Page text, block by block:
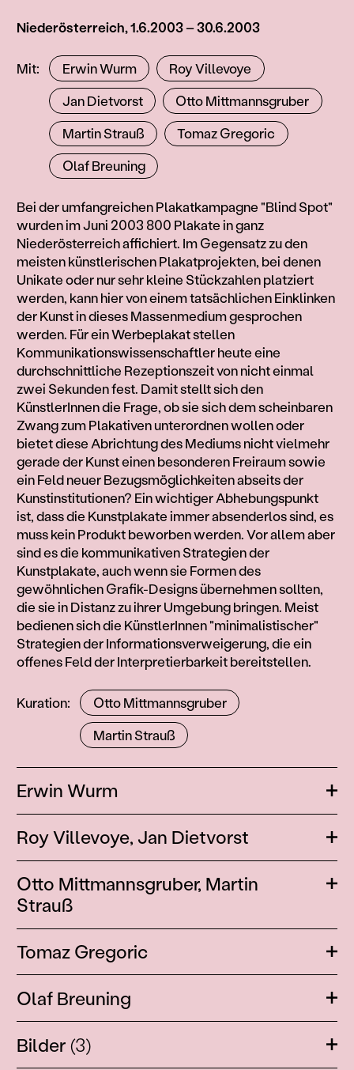
Niederösterreich, 1.6.2003 – 30.6.2003
KünstlerInnen
Mit Erwin Wurm
Roy Villevoye
Jan Dietvorst
Otto Mittmannsgruber
Martin Strauß
Tomaz Gregoric
Olaf Breuning
Information
Bei der umfangreichen Plakatkampagne "Blind Spot"
wurden im Juni 2003 800 Plakate in ganz
Niederösterreich affichiert. Im Gegensatz zu den
meisten künstlerischen Plakatprojekten, bei denen
Unikate oder nur sehr kleine Stückzahlen platziert
werden, kann hier von einem tatsächlichen Einklinken
der Kunst in dieses Massenmedium gesprochen
werden. Für ein Werbeplakat stellen
Kommunikationswissenschaftler heute eine
durchschnittliche Rezeptionszeit von nicht einmal
zwei Sekunden fest. Damit stellt sich den
KünstlerInnen die Frage, ob sie sich dem scheinbaren
Zwang zum Plakativen unterordnen wollen oder
bietet diese Abrichtung des Mediums nicht vielmehr
gerade der Kunst einen besonderen Freiraum sowie
ein Feld neuer Bezugsmöglichkeiten abseits der
Kunstinstitutionen? Ein wichtiger Abhebungspunkt
ist, dass die Kunstplakate immer absenderlos sind, es
muss kein Produkt beworben werden. Vor allem aber
sind es die kommunikativen Strategien der
Kunstplakate, auch wenn sie Formen des
gewöhnlichen Grafik-Designs übernehmen sollten,
die sie in Distanz zu ihrer Umgebung bringen. Meist
bedienen sich die KünstlerInnen "minimalistischer"
Strategien der Informationsverweigerung, die ein
offenes Feld der Interpretierbarkeit bereitstellen.
Mitwirkende
Kuration
Otto Mittmannsgruber
Martin Strauß
Erwin Wurm
Roy Villevoye, Jan Dietvorst
Otto Mittmannsgruber, Martin
Strauß
Tomaz Gregoric
Olaf Breuning
Bilder (3)